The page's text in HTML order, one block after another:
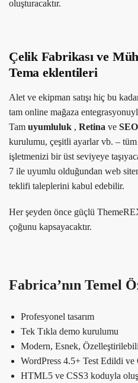
oluşturacaktır.
Çelik Fabrikası ve
Tema eklentileri
Alet ve ekipman satışı hiç bu
tam online mağaza
Tam uyumluluk , Retina ve SEO
kurulumu, çeşitli ayarlar vb. –
işletmenizi bir üst seviyeye
7 ile uyumlu olduğundan web
teklifi taleplerini kabul edebilir.
Her şeyden önce güçlü
çoğunu kapsayacaktır.
Fabrica’nın Temel
Profesyonel tasarım
Tek Tıkla demo kurulumu
Modern, Esnek,
WordPress 4.5+ Test Edildi ve
HTML5 ve CSS3 koduyla